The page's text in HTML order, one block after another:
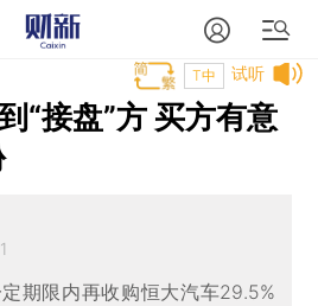
试听
T中
“接盘”方 买方有意
期限内再收购恒大汽车29.5%